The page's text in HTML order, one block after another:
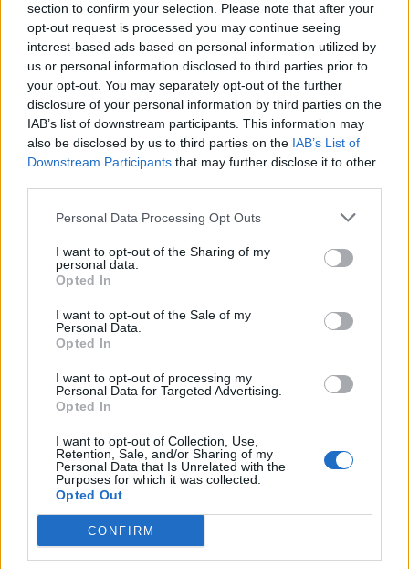
section to confirm your selection. Please note that after your
opt-out request is processed you may continue seeing
interest-based ads based on personal information utilized by
us or personal information disclosed to third parties prior to
your opt-out. You may separately opt-out of the further
disclosure of your personal information by third parties on the
IAB’s list of downstream participants. This information may
also be disclosed by us to third parties on the IAB’s List of
Downstream Participants that may further disclose it to other
Personal Data Processing Opt Outs
I want to opt-out of the Sharing of my
personal data.
Opted In
I want to opt-out of the Sale of my
Personal Data.
Opted In
I want to opt-out of processing my
Personal Data for Targeted Advertising.
Opted In
I want to opt-out of Collection, Use,
Retention, Sale, and/or Sharing of my
Personal Data that Is Unrelated with the
Purposes for which it was collected.
Opted Out
CONFIRM
I den seneste tid har Forsyningen opdaget flere
brud i forbindelse med deres termografering af
området, hvorfor de nu har besluttet at udskifte de
ledninger, der viser tegn på utætheder.
- Arbejdet skal være med til at sikre en stabil og
effektiv varmeforsyning til kunderne i området,
siger Nicolai Ellgaard Bechfeldt fra Frederikshavn
Varme.
Termograferingen giver et præcist overblik over
utætheder og gør det muligt for varmeselskabet
hurtigt at igangsætte arbejdet - til gavn for
forsyningssikkerheden og for at mindske
vandtabet
Nørregade vil være spærret på strækningen
mellem Vestergade og Nørregade 29A. Der vil
være omkørsel for private via Århusgade og
Rimmens Allé, mens fodstransport til og fra
Hjørring vil foregå via Gærumvej og
Vendsysselvej.
Launis kan vinde ny hæderspris: Skal
dyste om nordjydernes stemmer
Frederikke Haandbæk Henriksen
Følg os på Discover
07. august 2026 kl. 14.00
SKAGEN: Launis i Skagen er blandt tre nordjyske
producenter, der er indstillet til en ny hæderspris
fra Coop.
Virksomheden skal dyste mod Aabybro Mejeri og
Thisted Bryghus om at blive Nordjyllands kandidat
favorit«.
Det fremgår af en pressemeddelelse fra Coop.
Fra mandag 10. august kan Coops medlemmer i
Vis mere